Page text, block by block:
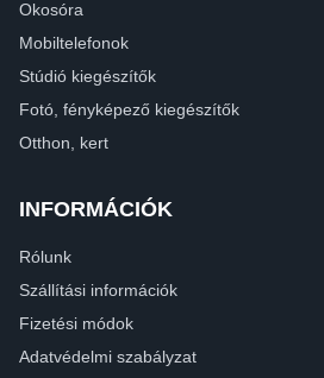
Okosóra
Mobiltelefonok
Stúdió kiegészítők
Fotó, fényképező kiegészítők
Otthon, kert
INFORMÁCIÓK
Rólunk
Szállítási információk
Fizetési módok
Adatvédelmi szabályzat